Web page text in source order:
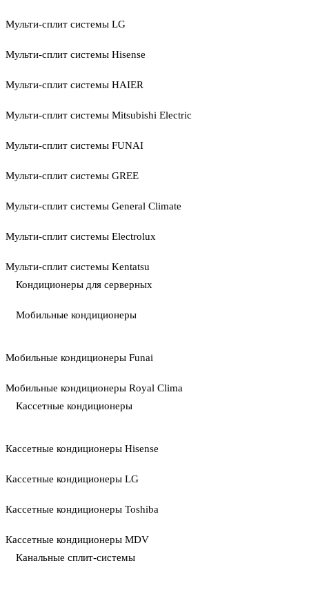
Мульти-сплит системы LG
Мульти-сплит системы Hisense
Мульти-сплит системы HAIER
Мульти-сплит системы Mitsubishi Electric
Мульти-сплит системы FUNAI
Мульти-сплит системы GREE
Мульти-сплит системы General Climate
Мульти-сплит системы Electrolux
Мульти-сплит системы Kentatsu
Кондиционеры для серверных
Мобильные кондиционеры
Мобильные кондиционеры Funai
Мобильные кондиционеры Royal Clima
Кассетные кондиционеры
Кассетные кондиционеры Hisense
Кассетные кондиционеры LG
Кассетные кондиционеры Toshiba
Кассетные кондиционеры MDV
Канальные сплит-системы